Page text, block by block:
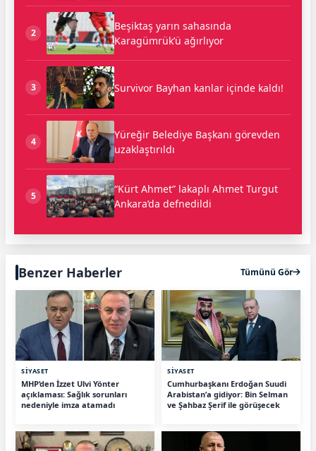
2
Beşiktaş yarın sahasında
Karagümrük’ü ağırlıyor
3 Survivor Bayhan kanlar içinde kaldı!
4
Yüreğir Belediye Başkanı görevden
uzaklaştırıldı
5
“Kürt Ahmet” lakaplı Ahmet Turgut
Ankara’da defnedildi
Benzer Haberler Tümünü Gör
SİYASET
MHP’den İzzet Ulvi Yönter
açıklaması: Sağlık sorunları
nedeniyle imza atamadı
SİYASET
Cumhurbaşkanı Erdoğan Suudi
Arabistan’a gidiyor: Bin Selman
ve Şahbaz Şerif ile görüşecek